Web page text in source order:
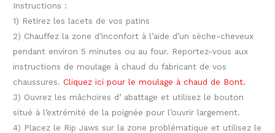
Instructions :
1) Retirez les lacets de vos patins
2) Chauffez la zone d’inconfort à l’aide d’un sèche-cheveux
pendant environ 5 minutes ou au four. Reportez-vous aux
instructions de moulage à chaud du fabricant de vos
chaussures.Cliquez ici pour le moulage à chaud de Bont.
3) Ouvrez les mâchoires d’ abattage et utilisez le bouton
situé à l’extrémité de la poignée pour l’ouvrir largement.
4) Placez le Rip Jaws sur la zone problématique et utilisez le